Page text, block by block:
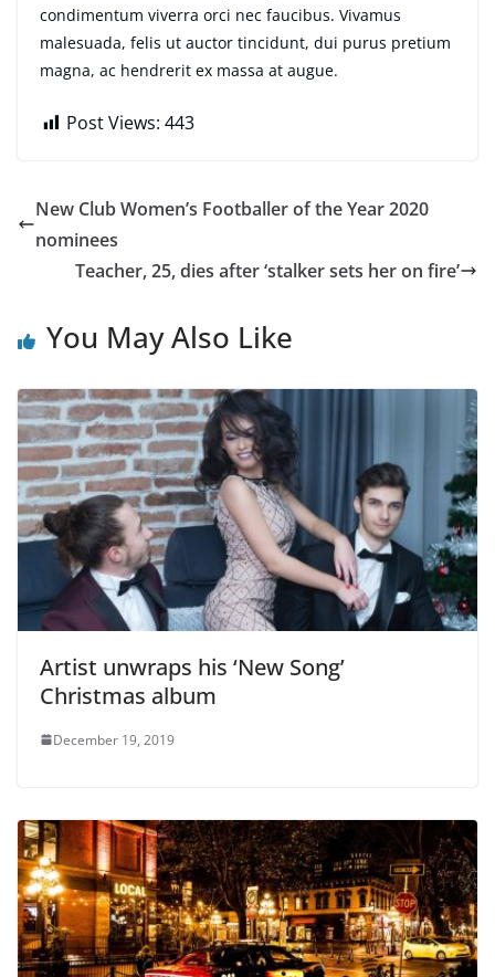
condimentum viverra orci nec faucibus. Vivamus
malesuada, felis ut auctor tincidunt, dui purus pretium
magna, ac hendrerit ex massa at augue.
Post Views: 443
New Club Women’s Footballer of the Year 2020
nominees
Teacher, 25, dies after ‘stalker sets her on fire’
You May Also Like
Artist unwraps his ‘New Song’
Christmas album
December 19, 2019